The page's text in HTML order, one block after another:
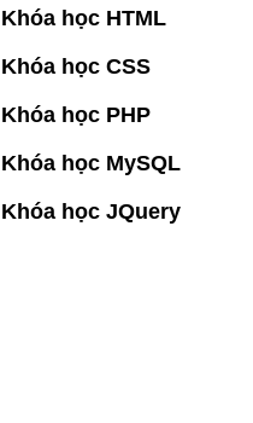
Khóa học HTML
Khóa học CSS
Khóa học PHP
Khóa học MySQL
Khóa học JQuery